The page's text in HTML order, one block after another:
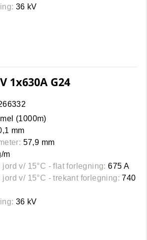
36 kV
1x630A G24
(1000m)
mm
57,9 mm
m
v/ 15°C - flat forlegning: 675 A
v/ 15°C - trekant forlegning: 740
36 kV